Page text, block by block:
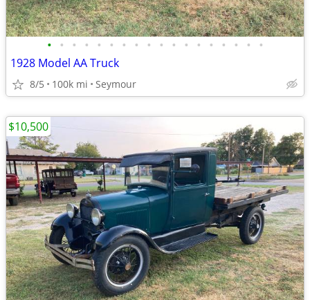
• • • • • • • • • • • • • • • • • •
1928 Model AA Truck
8/5 100k mi Seymour
$10,500